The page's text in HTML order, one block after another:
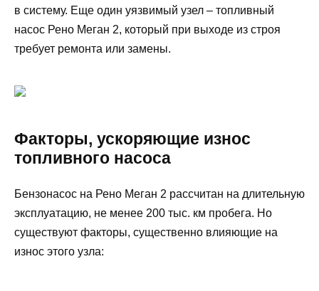
в систему. Еще один уязвимый узел – топливный
насос Рено Меган 2, который при выходе из строя
требует ремонта или замены.
Факторы, ускоряющие износ
топливного насоса
Бензонасос на Рено Меган 2 рассчитан на длительную
эксплуатацию, не менее 200 тыс. км пробега. Но
существуют факторы, существенно влияющие на
износ этого узла: